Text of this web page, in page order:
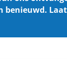
benieuwd.